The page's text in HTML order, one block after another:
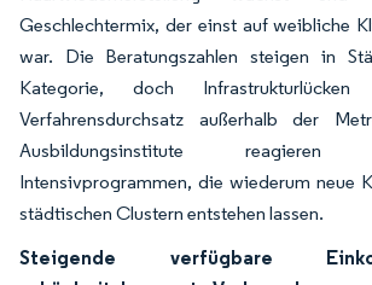
Geschlechtermix, der einst auf weibliche
war. Die Beratungszahlen steigen in
Kategorie, doch
Verfahrensdurchsatz außerhalb der
Ausbildungsinstitute
Intensivprogrammen, die wiederum neue
städtischen Clustern entstehen lassen.
Steigende verfügbare